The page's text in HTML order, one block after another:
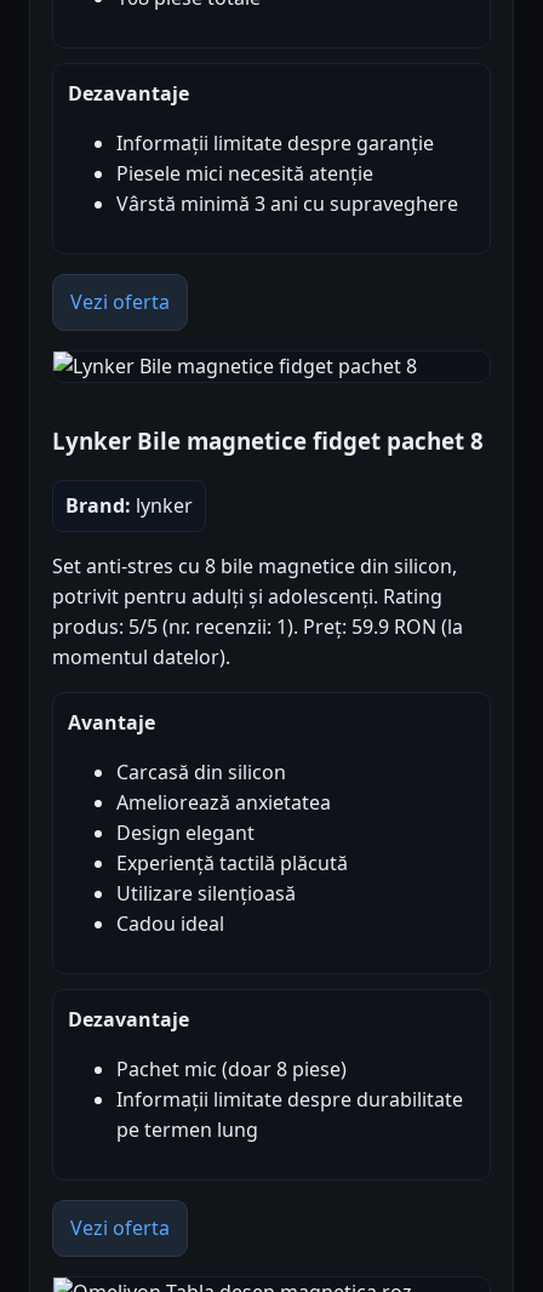
Dezavantaje
Informații limitate despre garanție
Piesele mici necesită atenție
Vârstă minimă 3 ani cu supraveghere
Vezi oferta
Lynker Bile magnetice fidget pachet 8
Brand: lynker
Set anti-stres cu 8 bile magnetice din silicon,
potrivit pentru adulți și adolescenți. Rating
produs: 5/5 (nr. recenzii: 1). Preț: 59.9 RON (la
momentul datelor).
Avantaje
Carcasă din silicon
Ameliorează anxietatea
Design elegant
Experiență tactilă plăcută
Utilizare silențioasă
Cadou ideal
Dezavantaje
Pachet mic (doar 8 piese)
Informații limitate despre durabilitate
pe termen lung
Vezi oferta